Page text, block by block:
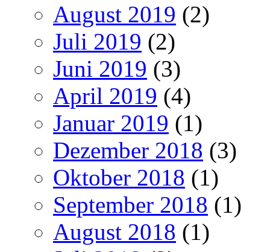
August 2019 (2)
Juli 2019 (2)
Juni 2019 (3)
April 2019 (4)
Januar 2019 (1)
Dezember 2018 (3)
Oktober 2018 (1)
September 2018 (1)
August 2018 (1)